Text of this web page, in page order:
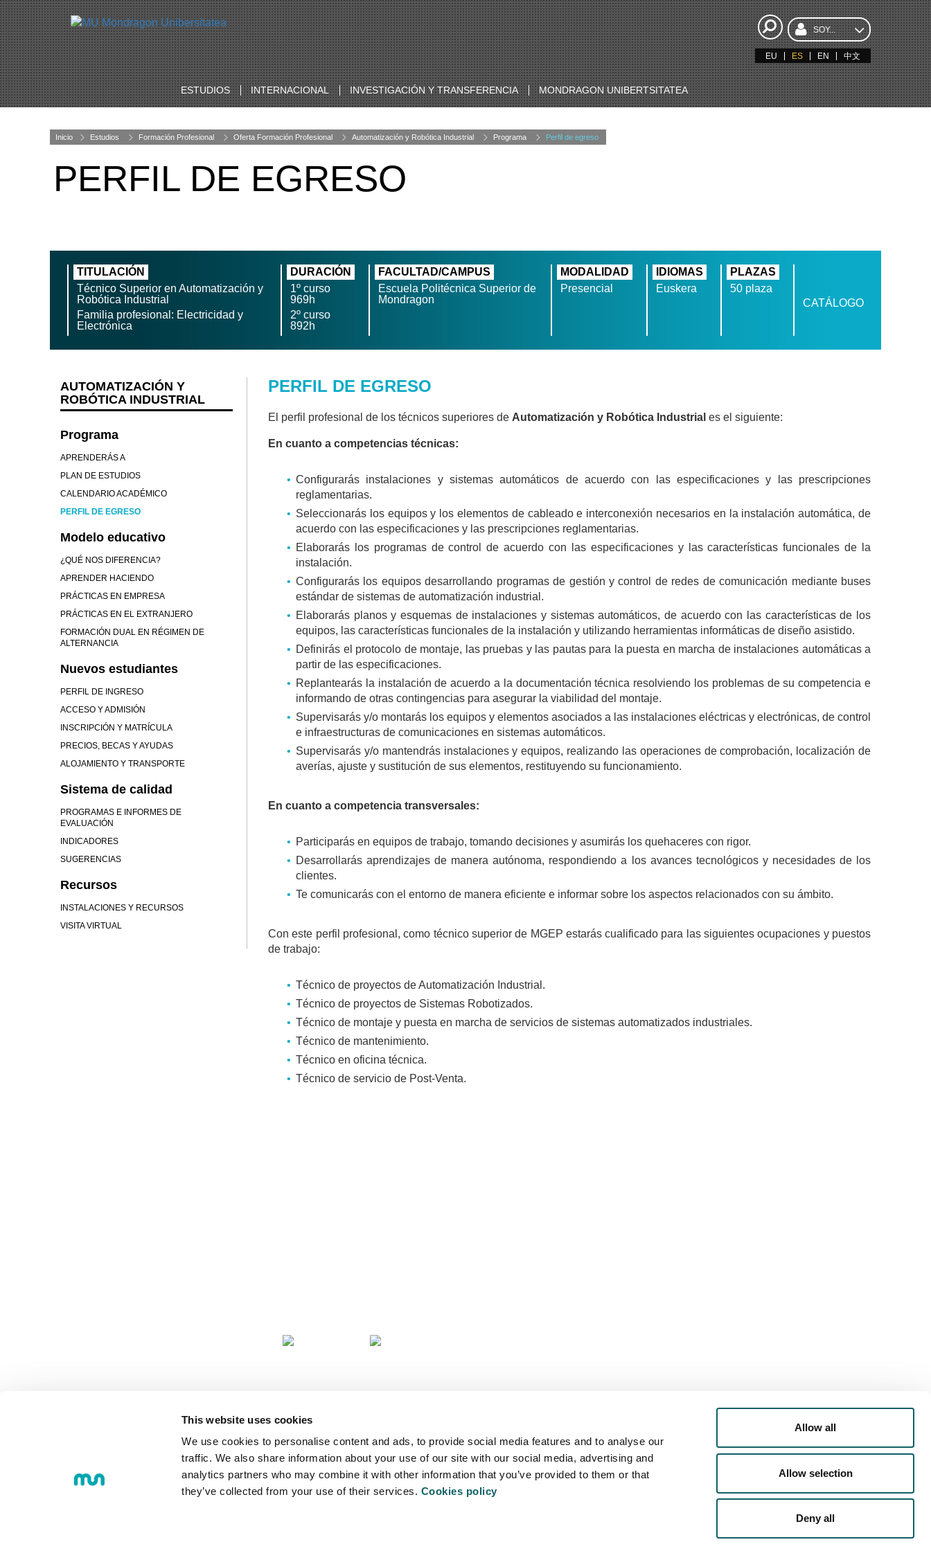
This website uses cookies
We use cookies to personalise content and ads, to provide social media features and to analyse our
traffic. We also share information about your use of our site with our social media, advertising and
analytics partners who may combine it with other information that you’ve provided to them or that
they’ve collected from your use of their services. Cookies policy
Allow all
Allow selection
Deny all
SOY...
EU ES EN 中文
ESTUDIOS INTERNACIONAL INVESTIGACIÓN Y TRANSFERENCIA MONDRAGON UNIBERTSITATEA
Inicio Estudios Formación Profesional Oferta Formación Profesional Automatización y Robótica Industrial Programa Perfil de egreso
PERFIL DE EGRESO
TITULACIÓN
Técnico Superior en Automatización y
Robótica Industrial
Familia profesional: Electricidad y
Electrónica
DURACIÓN
1º curso
969h
2º curso
892h
FACULTAD/CAMPUS
Escuela Politécnica Superior de
Mondragon
MODALIDAD
Presencial
IDIOMAS
Euskera
PLAZAS
50 plaza
CATÁLOGO
PERFIL DE EGRESO
El perfil profesional de los técnicos superiores de Automatización y Robótica Industrial es el siguiente:
En cuanto a competencias técnicas:
Configurarás instalaciones y sistemas automáticos de acuerdo con las especificaciones y las prescripciones
reglamentarias.
Seleccionarás los equipos y los elementos de cableado e interconexión necesarios en la instalación automática, de
acuerdo con las especificaciones y las prescripciones reglamentarias.
Elaborarás los programas de control de acuerdo con las especificaciones y las características funcionales de la
instalación.
Configurarás los equipos desarrollando programas de gestión y control de redes de comunicación mediante buses
estándar de sistemas de automatización industrial.
Elaborarás planos y esquemas de instalaciones y sistemas automáticos, de acuerdo con las características de los
equipos, las características funcionales de la instalación y utilizando herramientas informáticas de diseño asistido.
Definirás el protocolo de montaje, las pruebas y las pautas para la puesta en marcha de instalaciones automáticas a
partir de las especificaciones.
Replantearás la instalación de acuerdo a la documentación técnica resolviendo los problemas de su competencia e
informando de otras contingencias para asegurar la viabilidad del montaje.
Supervisarás y/o montarás los equipos y elementos asociados a las instalaciones eléctricas y electrónicas, de control
e infraestructuras de comunicaciones en sistemas automáticos.
Supervisarás y/o mantendrás instalaciones y equipos, realizando las operaciones de comprobación, localización de
averías, ajuste y sustitución de sus elementos, restituyendo su funcionamiento.
En cuanto a competencia transversales:
Participarás en equipos de trabajo, tomando decisiones y asumirás los quehaceres con rigor.
Desarrollarás aprendizajes de manera autónoma, respondiendo a los avances tecnológicos y necesidades de los
clientes.
Te comunicarás con el entorno de manera eficiente e informar sobre los aspectos relacionados con su ámbito.
Con este perfil profesional, como técnico superior de MGEP estarás cualificado para las siguientes ocupaciones y puestos
de trabajo:
Técnico de proyectos de Automatización Industrial.
Técnico de proyectos de Sistemas Robotizados.
Técnico de montaje y puesta en marcha de servicios de sistemas automatizados industriales.
Técnico de mantenimiento.
Técnico en oficina técnica.
Técnico de servicio de Post-Venta.
AUTOMATIZACIÓN Y
ROBÓTICA INDUSTRIAL
Programa
APRENDERÁS A
PLAN DE ESTUDIOS
CALENDARIO ACADÉMICO
PERFIL DE EGRESO
Modelo educativo
¿QUÉ NOS DIFERENCIA?
APRENDER HACIENDO
PRÁCTICAS EN EMPRESA
PRÁCTICAS EN EL EXTRANJERO
FORMACIÓN DUAL EN RÉGIMEN DE
ALTERNANCIA
Nuevos estudiantes
PERFIL DE INGRESO
ACCESO Y ADMISIÓN
INSCRIPCIÓN Y MATRÍCULA
PRECIOS, BECAS Y AYUDAS
ALOJAMIENTO Y TRANSPORTE
Sistema de calidad
PROGRAMAS E INFORMES DE
EVALUACIÓN
INDICADORES
SUGERENCIAS
Recursos
INSTALACIONES Y RECURSOS
VISITA VIRTUAL